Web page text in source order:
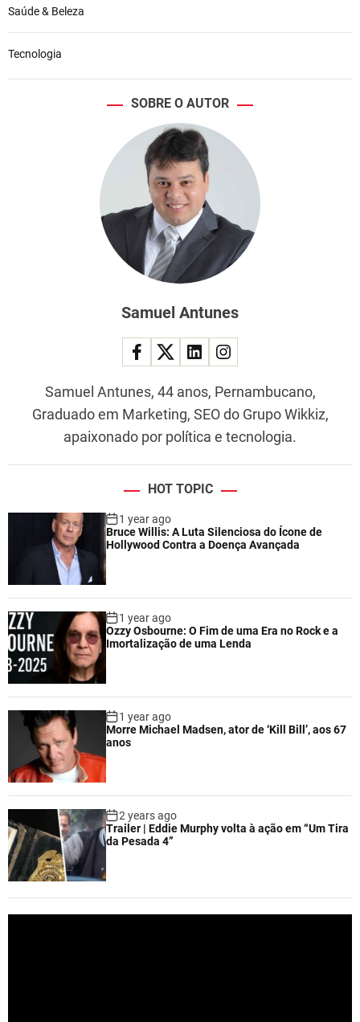
Saúde & Beleza
Tecnologia
SOBRE O AUTOR
Samuel Antunes
Samuel Antunes, 44 anos, Pernambucano,
Graduado em Marketing, SEO do Grupo Wikkiz,
apaixonado por política e tecnologia.
HOT TOPIC
1 year ago
Bruce Willis: A Luta Silenciosa do Ícone de
Hollywood Contra a Doença Avançada
1 year ago
Ozzy Osbourne: O Fim de uma Era no Rock e a
Imortalização de uma Lenda
1 year ago
Morre Michael Madsen, ator de ‘Kill Bill’, aos 67
anos
2 years ago
Trailer | Eddie Murphy volta à ação em “Um Tira
da Pesada 4”